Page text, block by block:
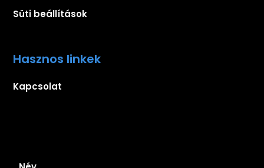
Süti beállítások
Hasznos linkek
Kapcsolat